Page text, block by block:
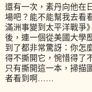
還有一次，素丹向他在
場吧？能不能幫我去
滿洲事變到太平洋戰爭
後，連一個從美國大學
到了都非常驚訝：你怎
得不撕開它，惋惜得了
只有撕開這一本，掃描
者看到啊……